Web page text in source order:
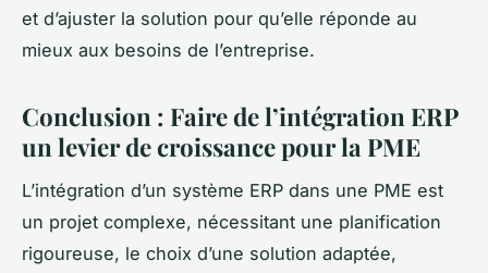
et d’ajuster la solution pour qu’elle réponde au
mieux aux besoins de l’entreprise.
Conclusion : Faire de l’intégration ERP
un levier de croissance pour la PME
L’intégration d’un système ERP dans une PME est
un projet complexe, nécessitant une planification
rigoureuse, le choix d’une solution adaptée,